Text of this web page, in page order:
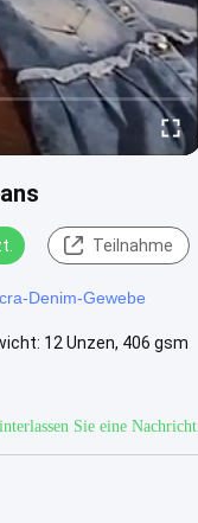
Teilnahme
Denim-Gewebe
12 Unzen, 406 gsm
Sie eine Nachricht.